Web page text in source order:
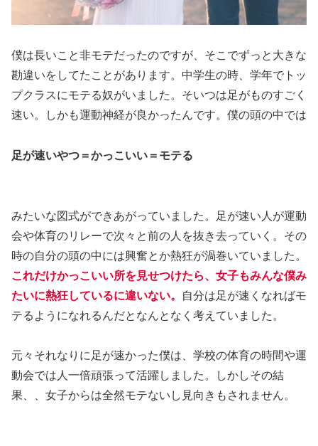
僕は長いこと非モテだったのですが、そこでずっと大きな
勘違いをしてたことがあります。中学生の時、学年でトッ
プクラスにモテる奴がいました。そいつは足がものすごく
速い。しかも運動神経が良かったんです。僕の頭の中では
足が速いやつ＝かっこいい＝モテる
みたいな図式ができあがっていました。足が速い人が運動
会や体育のリレーで次々と前の人を抜き去っていく。その
時の自分の頭の中には興奮とか熱狂が渦巻いていました。
これだけかっこいい所を見せつけたら、女子もみんな僕み
たいに熱狂しているに違いない。
自分は足が速くなればモ
テるようになれるんだとなんとなく考えていました。
元々それなりに足が速かった僕は、学校の体育の時間や運
動会では人一倍頑張って活躍しました。しかしその結
果、、女子からは全然モテないし見向きもされません。